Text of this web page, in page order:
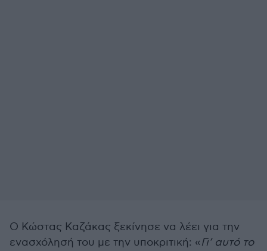
Ο Κώστας Καζάκας ξεκίνησε να λέει για την
ενασχόλησή του με την υποκριτική: «Γι’ αυτό το